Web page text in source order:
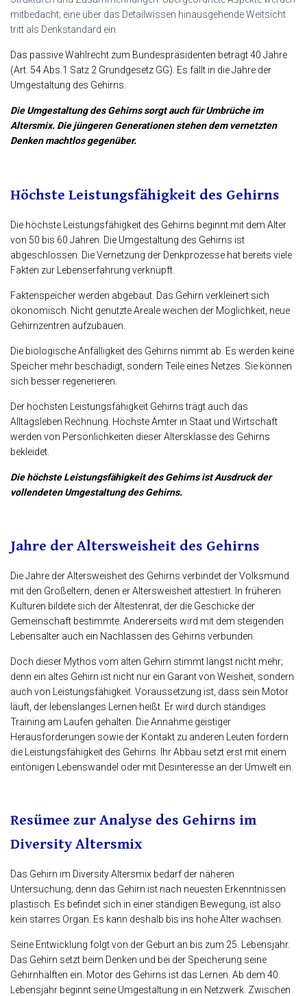
mitbedacht; eine über das Detailwissen hinausgehende Weitsicht
tritt als Denkstandard ein.
Das passive Wahlrecht zum Bundespräsidenten beträgt 40 Jahre
(Art. 54 Abs.1 Satz 2 Grundgesetz GG). Es fällt in die Jahre der
Umgestaltung des Gehirns.
Die Umgestaltung des Gehirns sorgt auch für Umbrüche im
Altersmix. Die jüngeren Generationen stehen dem vernetzten
Denken machtlos gegenüber.
Höchste Leistungsfähigkeit des Gehirns
Die höchste Leistungsfähigkeit des Gehirns beginnt mit dem Alter
von 50 bis 60 Jahren. Die Umgestaltung des Gehirns ist
abgeschlossen. Die Vernetzung der Denkprozesse hat bereits viele
Fakten zur Lebenserfahrung verknüpft.
Faktenspeicher werden abgebaut. Das Gehirn verkleinert sich
ökonomisch. Nicht genutzte Areale weichen der Möglichkeit, neue
Gehirnzentren aufzubauen.
Die biologische Anfälligkeit des Gehirns nimmt ab. Es werden keine
Speicher mehr beschädigt, sondern Teile eines Netzes. Sie können
sich besser regenerieren.
Der höchsten Leistungsfähigkeit Gehirns trägt auch das
Alltagsleben Rechnung. Höchste Ämter in Staat und Wirtschaft
werden von Persönlichkeiten dieser Altersklasse des Gehirns
bekleidet.
Die höchste Leistungsfähigkeit des Gehirns ist Ausdruck der
vollendeten Umgestaltung des Gehirns.
Jahre der Altersweisheit des Gehirns
Die Jahre der Altersweisheit des Gehirns verbindet der Volksmund
mit den Großeltern, denen er Altersweisheit attestiert. In früheren
Kulturen bildete sich der Ältestenrat, der die Geschicke der
Gemeinschaft bestimmte. Andererseits wird mit dem steigenden
Lebensalter auch ein Nachlassen des Gehirns verbunden.
Doch dieser Mythos vom alten Gehirn stimmt längst nicht mehr;
denn ein altes Gehirn ist nicht nur ein Garant von Weisheit, sondern
auch von Leistungsfähigkeit. Voraussetzung ist, dass sein Motor
läuft, der lebenslanges Lernen heißt. Er wird durch ständiges
Training am Laufen gehalten. Die Annahme geistiger
Herausforderungen sowie der Kontakt zu anderen Leuten fördern
die Leistungsfähigkeit des Gehirns. Ihr Abbau setzt erst mit einem
eintönigen Lebenswandel oder mit Desinteresse an der Umwelt ein.
Resümee zur Analyse des Gehirns im
Diversity Altersmix
Das Gehirn im Diversity Altersmix bedarf der näheren
Untersuchung; denn das Gehirn ist nach neuesten Erkenntnissen
plastisch. Es befindet sich in einer ständigen Bewegung, ist also
kein starres Organ. Es kann deshalb bis ins hohe Alter wachsen.
Seine Entwicklung folgt von der Geburt an bis zum 25. Lebensjahr.
Das Gehirn setzt beim Denken und bei der Speicherung seine
Gehirnhälften ein. Motor des Gehirns ist das Lernen. Ab dem 40.
Lebensjahr beginnt seine Umgestaltung in ein Netzwerk. Zwischen